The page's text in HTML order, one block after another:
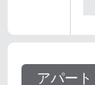
アパート